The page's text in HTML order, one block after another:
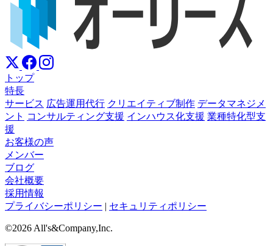
トップ
特長
サービス 広告運用代行 クリエイティブ制作 データマネジメ
ント コンサルティング支援 インハウス化支援 業種特化型支
援
お客様の声
メンバー
ブログ
会社概要
採用情報
プライバシーポリシー | セキュリティポリシー
©2026 All's&Company,Inc.